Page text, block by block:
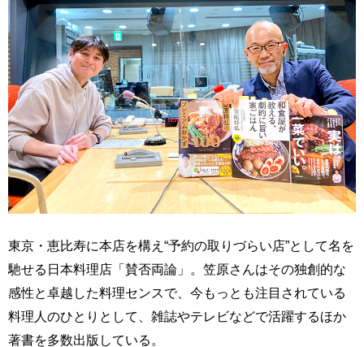
東京・恵比寿に本店を構え“予約の取りづらい店”として名を
馳せる日本料理店「賛否両論」。笠原さんはその独創的な
感性と卓越した料理センスで、今もっとも注目されている
料理人のひとりとして、雑誌やテレビなどで活躍するほか
著書を多数出版している。